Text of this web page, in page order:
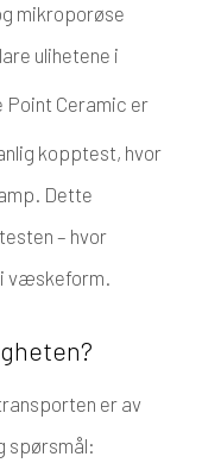
mikroporøse
ulihetene i
Point Ceramic er
kopptest, hvor
Dette
– hvor
væskeform.
er av
spørsmål: